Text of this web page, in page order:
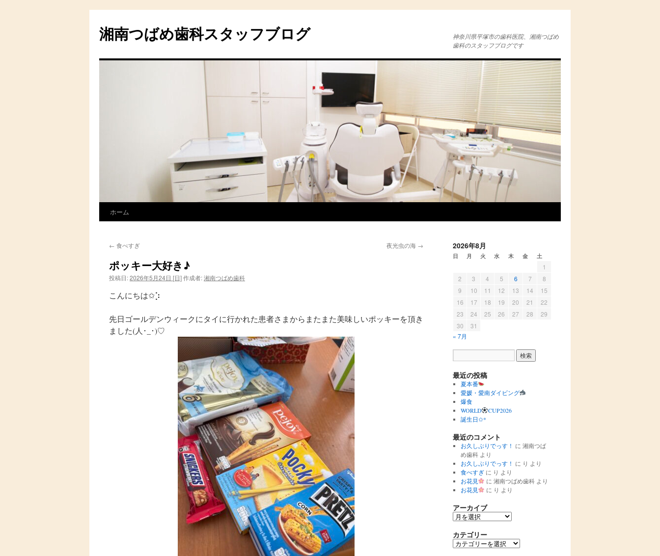
湘南つばめ歯科スタッフブログ
神奈川県平塚市の歯科医院、湘南つばめ
歯科のスタッフブログです
ン
ホーム
← 食べすぎ 夜光虫の海 →
ポッキー大好き♪
投稿日:2026年5月24日 [日]作成者:湘南つばめ歯科
こんにちは✩︎⡱
先日ゴールデンウィークにタイに行かれた患者さまからまたまた美味しいポッキーを頂き
ました(人･_･)♡︎
2026年8月
日 月 火 水 木 金 土
1
2
3 4 5 6 7
8
9
10 11 12 13 14
15
16
17 18 19 20 21
22
23
24 25 26 27 28
29
30
31
« 7月
最近の投稿
夏本番
愛媛・愛南ダイビング
爆食
WORLD
CUP2026
誕生日✩︎*
最近のコメント
お久しぶりでっす！ に 湘南つば
め歯科より
お久しぶりでっす！ に り より
食べすぎに り より
お花見
に湘南つばめ歯科 より
お花見
に り より
アーカイブ
ア
カ
イ
カテゴリー
カ